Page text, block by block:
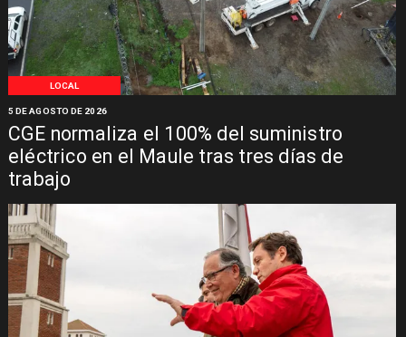
LOCAL
CGE normaliza el 100% del suministro
eléctrico en el Maule tras tres días de
trabajo
5 DE AGOSTO DE 2026